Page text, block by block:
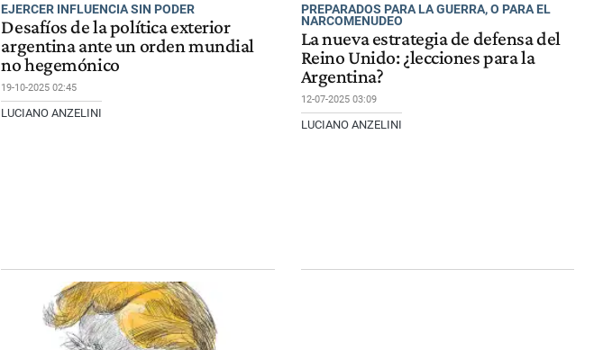
EJERCER INFLUENCIA SIN PODER
Desafíos de la política exterior
argentina ante un orden mundial
no hegemónico
19-10-2025 02:45
LUCIANO ANZELINI
PREPARADOS PARA LA GUERRA, O PARA EL
NARCOMENUDEO
La nueva estrategia de defensa del
Reino Unido: ¿lecciones para la
Argentina?
12-07-2025 03:09
LUCIANO ANZELINI